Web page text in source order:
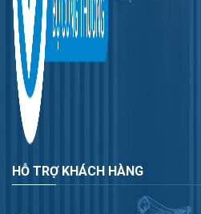
HỖ TRỢ KHÁCH HÀNG